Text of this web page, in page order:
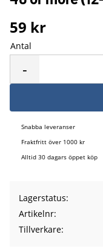
59 kr
Antal
-
Snabba leveranser
Fraktfritt över 1000 kr
Alltid 30 dagars öppet köp
Lagerstatus
Artikelnr
Tillverkare